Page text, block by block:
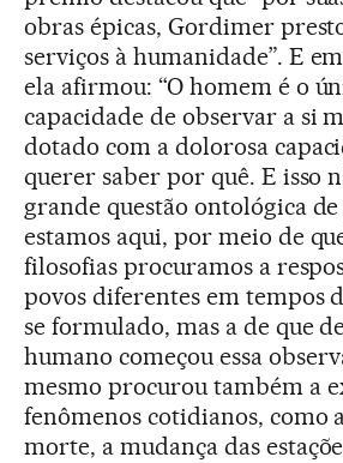
obras épicas, Gordimer
serviços à humanidade”. E
ela afirmou: “O homem é o
capacidade de observar a si
dotado com a dolorosa
querer saber por quê. E isso
grande questão ontológica
estamos aqui, por meio de
filosofias procuramos a
povos diferentes em tempos
se formulado, mas a de que
humano começou essa
mesmo procurou também a
fenômenos cotidianos, como
morte, a mudança das